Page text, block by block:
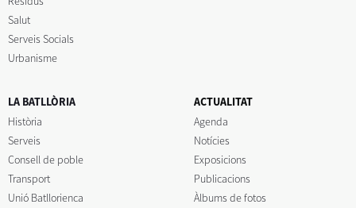
Salut
Serveis Socials
Urbanisme
LA BATLLÒRIA
Història
Serveis
Consell de poble
Transport
Unió Batllorienca
ACTUALITAT
Agenda
Notícies
Exposicions
Publicacions
Àlbums de fotos